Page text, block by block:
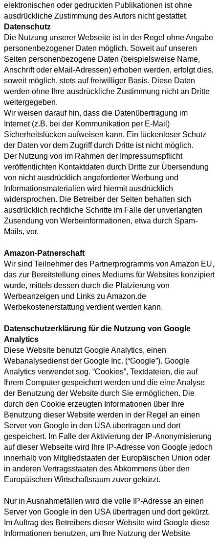
elektronischen oder gedruckten Publikationen ist ohne
ausdrückliche Zustimmung des Autors nicht gestattet.
Datenschutz
Die Nutzung unserer Webseite ist in der Regel ohne Angabe
personenbezogener Daten möglich. Soweit auf unseren
Seiten personenbezogene Daten (beispielsweise Name,
Anschrift oder eMail-Adressen) erhoben werden, erfolgt dies,
soweit möglich, stets auf freiwilliger Basis. Diese Daten
werden ohne Ihre ausdrückliche Zustimmung nicht an Dritte
weitergegeben.
Wir weisen darauf hin, dass die Datenübertragung im
Internet (z.B. bei der Kommunikation per E-Mail)
Sicherheitslücken aufweisen kann. Ein lückenloser Schutz
der Daten vor dem Zugriff durch Dritte ist nicht möglich.
Der Nutzung von im Rahmen der Impressumspflicht
veröffentlichten Kontaktdaten durch Dritte zur Übersendung
von nicht ausdrücklich angeforderter Werbung und
Informationsmaterialien wird hiermit ausdrücklich
widersprochen. Die Betreiber der Seiten behalten sich
ausdrücklich rechtliche Schritte im Falle der unverlangten
Zusendung von Werbeinformationen, etwa durch Spam-
Mails, vor.
Amazon-Patnerschaft
Wir sind Teilnehmer des Partnerprogramms von Amazon EU,
das zur Bereitstellung eines Mediums für Websites konzipiert
wurde, mittels dessen durch die Platzierung von
Werbeanzeigen und Links zu Amazon.de
Werbekostenerstattung verdient werden kann.
Datenschutzerklärung für die Nutzung von Google
Analytics
Diese Website benutzt Google Analytics, einen
Webanalysedienst der Google Inc. (“Google”). Google
Analytics verwendet sog. “Cookies”, Textdateien, die auf
Ihrem Computer gespeichert werden und die eine Analyse
der Benutzung der Website durch Sie ermöglichen. Die
durch den Cookie erzeugten Informationen über Ihre
Benutzung dieser Website werden in der Regel an einen
Server von Google in den USA übertragen und dort
gespeichert. Im Falle der Aktivierung der IP-Anonymisierung
auf dieser Webseite wird Ihre IP-Adresse von Google jedoch
innerhalb von Mitgliedstaaten der Europäischen Union oder
in anderen Vertragsstaaten des Abkommens über den
Europäischen Wirtschaftsraum zuvor gekürzt.
Nur in Ausnahmefällen wird die volle IP-Adresse an einen
Server von Google in den USA übertragen und dort gekürzt.
Im Auftrag des Betreibers dieser Website wird Google diese
Informationen benutzen, um Ihre Nutzung der Website